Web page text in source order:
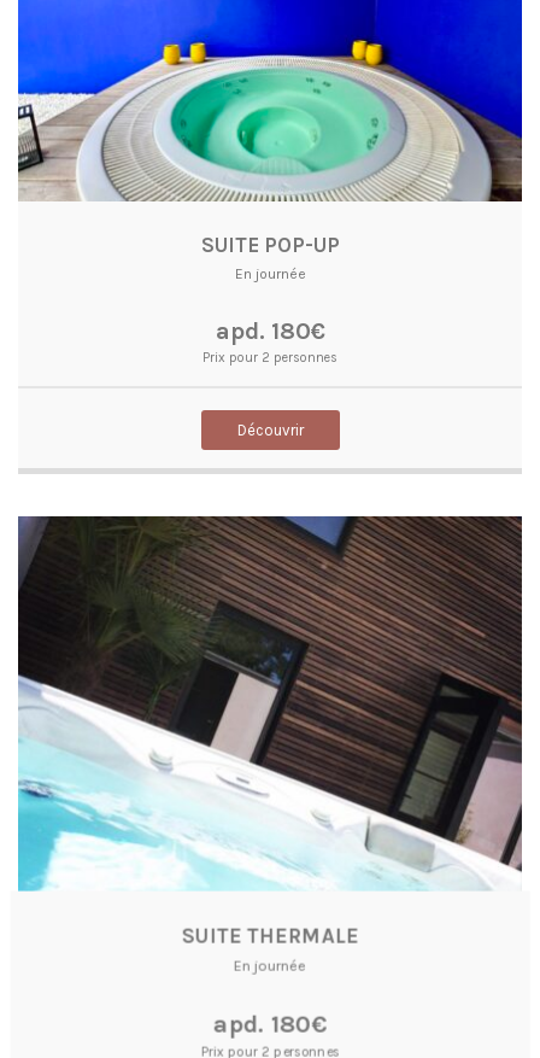
SUITE POP-UP
En journée
apd. 180€
Prix pour 2 personnes
Découvrir
SUITE THERMALE
En journée
apd. 180€
Prix pour 2 personnes